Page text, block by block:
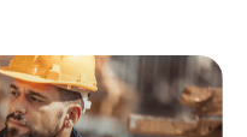
à une révision […]